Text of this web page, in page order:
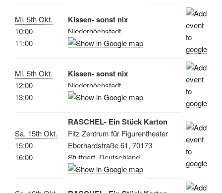
Mi. 5th Okt.
10:00
11:00
Kissen- sonst nix
Niederhöchstadt
Mi. 5th Okt.
12:00
13:00
Kissen- sonst nix
Niederhöchstadt
Sa. 15th Okt.
15:00
16:00
RASCHEL- Ein Stück Karton
Fitz Zentrum für Figurentheater
Eberhardstraße 61, 70173
Stuttgart, Deutschland